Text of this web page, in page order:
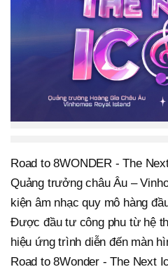
Road to 8WONDER - The
Quảng trưởng châu Âu –
kiện âm nhạc quy mô hàng
Được đầu tư công phu từ hệ
hiệu ứng trình diễn đến màn
Road to 8Wonder - The Next